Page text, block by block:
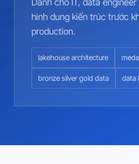
hình dung kiến trúc trước
production.
lakehouse architecture
bronze silver gold data data